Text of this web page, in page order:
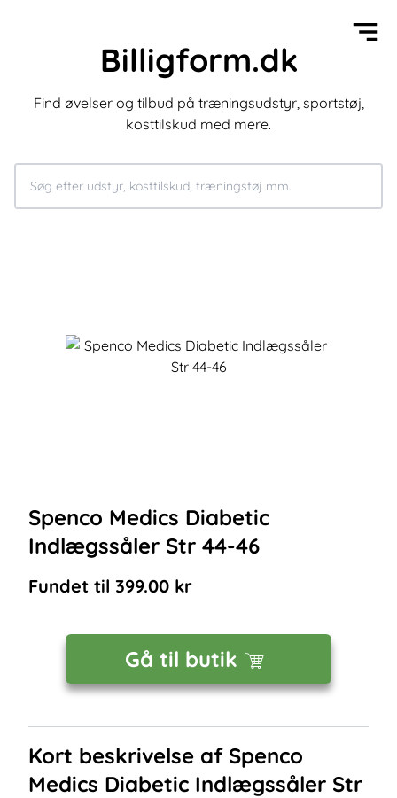
Billigform.dk
Find øvelser og tilbud på træningsudstyr, sportstøj,
kosttilskud med mere.
Spenco Medics Diabetic
Indlægssåler Str 44-46
Fundet til 399.00 kr
Gå til butik
Kort beskrivelse af Spenco
Medics Diabetic Indlægssåler Str